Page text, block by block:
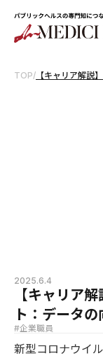
TOP/ 【キャリア解説
2025.6.4
【キャリア
ト：データ
#企業職員
新型コロナウイ